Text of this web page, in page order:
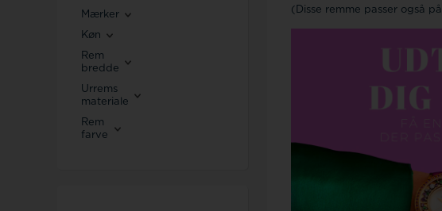
Mærker
Køn
Rem
bredde
Urrems
materiale
Rem
farve
(Disse remme passer også